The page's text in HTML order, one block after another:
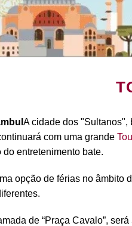
A cidade dos "Sultanos",
com uma grande
do entretenimento bate.
opção de férias no
de “Praça Cavalo”,